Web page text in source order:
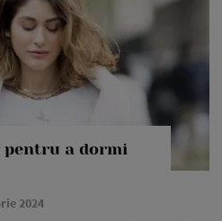
pentru a dormi
2024